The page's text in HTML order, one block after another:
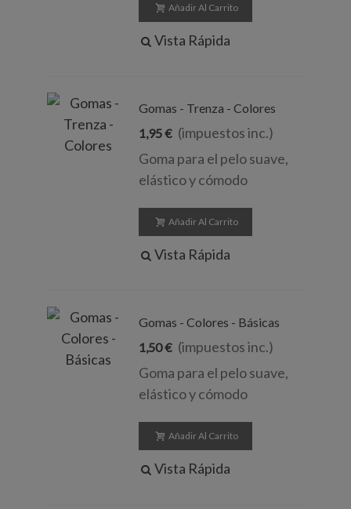
Añadir Al Carrito
Vista Rápida
Gomas - Trenza - Colores
1,95 € (impuestos inc.)
Goma para el pelo suave,
elástico y cómodo
Añadir Al Carrito
Vista Rápida
Gomas - Colores - Básicas
1,50 € (impuestos inc.)
Goma para el pelo suave,
elástico y cómodo
Añadir Al Carrito
Vista Rápida